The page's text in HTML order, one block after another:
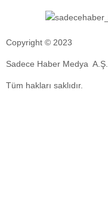
Copyright © 2023
Sadece Haber Medya A.Ş.
Tüm hakları saklıdır.